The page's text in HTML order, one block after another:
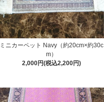
ミニカーペット Navy（約20cm×約30c
m）
2,000円(税込2,200円)